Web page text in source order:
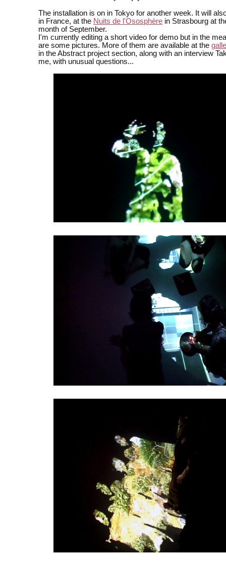
The installation is on in Tokyo for another week. It will
in France, at the Nuits de l'Ososphère in Strasbourg at
month of September.
I'm currently editing a short video for demo but in the
are some pictures. More of them are available at the
in the Abstract project section, along with an interview
me, with unusual questions...